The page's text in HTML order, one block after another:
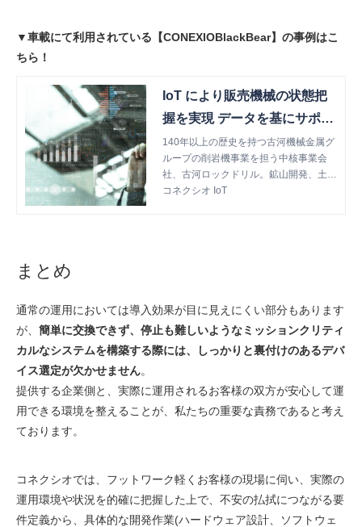
▼車載にて利用されている【CONEXIOBlackBear】の事例はこ
ちら！
IoT により販売機械の状態把
握を実現 データを基にサポー
トの充実と新たな 事業展開を
推進（古河ロックドリル様）
140年以上の歴史を持つ古河機械金属グ
ループの削岩機事業を担う中核事業会
社、古河ロックドリル。鉱山開発、土
木、建設で活躍するブラストホールドリ
コネクシオIoTソリューションを活用し
た販売機械の状態把握と、そのデータを
用いた新たなサブスクリプション型のサ
ービス提供を推進しています。｜遠隔監
コネクシオ IoT
まとめ
通常の運用においては導入効果が目に見えにくい部分もあります
が、 簡単に交換できず、停止も難しいようなミッションクリティ
カルなシステムを構築する際には、しっかりと裏付けのあるデバ
イス選定が欠かせません。
提供する企業側と、実際に運用されるお客様の双方が安心して運
用できる環境を整えることが、私たちの重要な責務であると考え
ております。
コネクシオでは、フットワーク軽くお客様の現場に伺い、実際の
運用環境や状況を的確に把握した上で、不安の払拭につながる要
件定義から、具体的な開発作業(ハードウェア設計、ソフトウェ